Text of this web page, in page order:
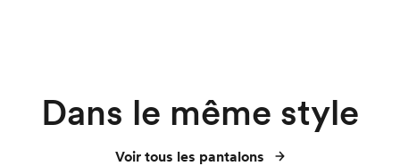
Dans le même style
Voir tous les pantalons